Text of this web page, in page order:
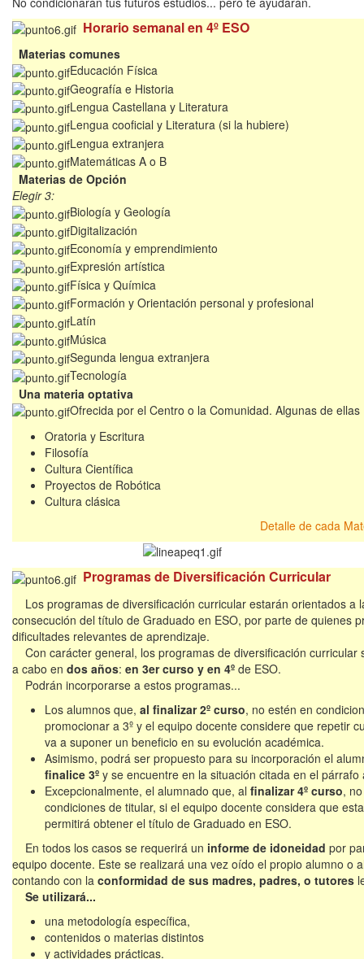
Horario semanal en 4º ESO
Materias comunes
Educación Física
Geografía e Historia
Lengua Castellana y Literatura
Lengua cooficial y Literatura (si la hubiere)
Lengua extranjera
Matemáticas A o B
Materias de Opción
Elegir 3:
Biología y Geología
Digitalización
Economía y emprendimiento
Expresión artística
Física y Química
Formación y Orientación personal y profesional
Latín
Música
Segunda lengua extranjera
Tecnología
Una materia optativa
Ofrecida por el Centro o la Comunidad. Algunas de ellas
Oratoria y Escritura
Filosofía
Cultura Científica
Proyectos de Robótica
Cultura clásica
Detalle de cada
Programas de Diversificación Curricular
Los programas de diversificación curricular estarán orientados a
consecución del título de Graduado en ESO, por parte de quienes
dificultades relevantes de aprendizaje.
Con carácter general, los programas de diversificación curricular
a cabo en dos años: en 3er curso y en 4º de ESO.
Podrán incorporarse a estos programas...
Los alumnos que, al finalizar 2º curso, no estén en
promocionar a 3º y el equipo docente considere que repetir
va a suponer un beneficio en su evolución académica.
Asimismo, podrá ser propuesto para su incorporación el
finalice 3º y se encuentre en la situación citada en el párrafo
Excepcionalmente, el alumnado que, al finalizar 4º curso,
condiciones de titular, si el equipo docente considera que
permitirá obtener el título de Graduado en ESO.
En todos los casos se requerirá un informe de idoneidad por
equipo docente. Este se realizará una vez oído el propio alumno o
contando con la conformidad de sus madres, padres, o tutores
Se utilizará...
una metodología específica,
contenidos o materias distintos
y actividades prácticas.